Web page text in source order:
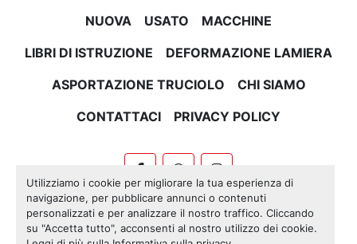
Utilizziamo i cookie per migliorare la tua esperienza di
navigazione, per pubblicare annunci o contenuti
personalizzati e per analizzare il nostro traffico. Cliccando
su "Accetta tutto", acconsenti al nostro utilizzo dei cookie.
NUOVA USATO
MACCHINE
LIBRI DI ISTRUZIONE
DEFORMAZIONE LAMIERA
ASPORTAZIONE TRUCIOLO
CHI SIAMO
CONTATTACI
PRIVACY POLICY
facebookwhatsappinstagram
Machinio System sito web diMachinio
Personalizza le preferenze sui Cookies